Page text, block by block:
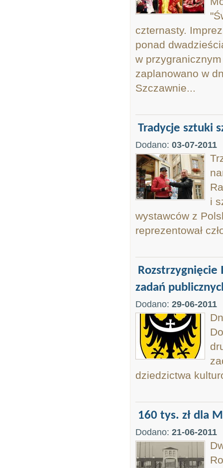
czternasty.
ponad
w
zaplanowano w
Szczawnie...
Tradycje sztuki
Dodano: 03-07-2011
i
wystawców z
reprezentował
zadań
Dodano: 29-06-2011
dziedzictwa
160 tys. zł dla
Dodano: 21-06-2011